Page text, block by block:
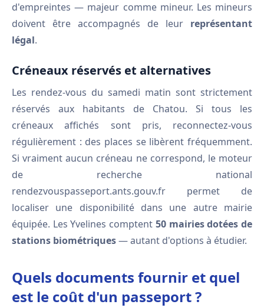
d'empreintes — majeur comme mineur. Les mineurs
doivent être accompagnés de leur représentant
légal.
Créneaux réservés et alternatives
Les rendez-vous du samedi matin sont strictement
réservés aux habitants de Chatou. Si tous les
créneaux affichés sont pris, reconnectez-vous
régulièrement : des places se libèrent fréquemment.
Si vraiment aucun créneau ne correspond, le moteur
de recherche national
rendezvouspasseport.ants.gouv.fr permet de
localiser une disponibilité dans une autre mairie
équipée. Les Yvelines comptent 50 mairies dotées de
stations biométriques— autant d'options à étudier.
Quels documents fournir et quel
est le coût d'un passeport ?